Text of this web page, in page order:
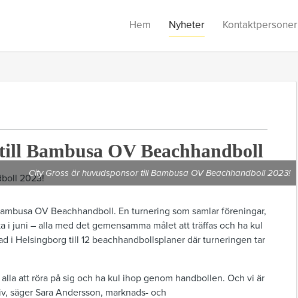
Hem Nyheter Kontaktpersoner
Bambusa OV Beachhandboll
City Gross är huvudsponsor till Bambusa OV Beachhandboll 2023!
OV Beachhandboll. En turnering som samlar föreningar,
i juni – alla med det gemensamma målet att träffas och ha kul
i Helsingborg till 12 beachhandbollsplaner där turneringen tar
att röra på sig och ha kul ihop genom handbollen. Och vi är
säger Sara Andersson, marknads- och